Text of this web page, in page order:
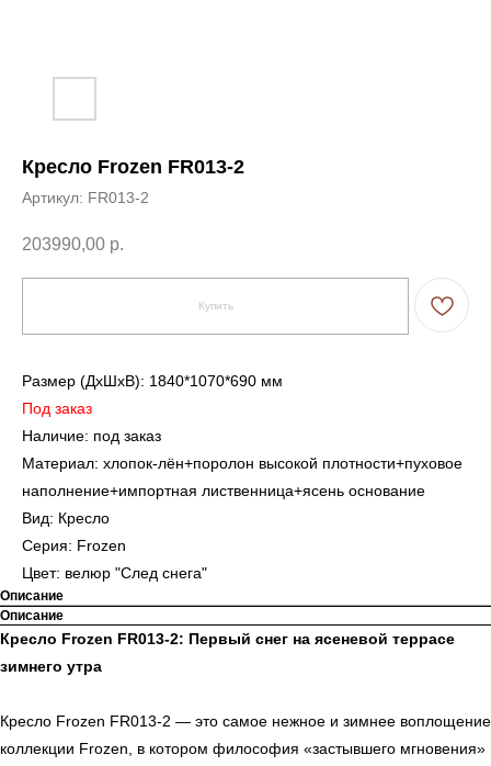
Кресло Frozen FR013-2
Артикул: FR013-2
203990,00 р.
Купить
Размер (ДxШxВ): 1840*1070*690 мм
Под заказ
Наличие: под заказ
Материал: хлопок-лён+поролон высокой плотности+пуховое
наполнение+импортная лиственница+ясень основание
Вид: Кресло
Серия: Frozen
Цвет: велюр "След снега"
Описание
Описание
Кресло Frozen FR013-2: Первый снег на ясеневой террасе
зимнего утра
Кресло Frozen FR013-2 — это самое нежное и зимнее воплощение
коллекции Frozen, в котором философия «застывшего мгновения»